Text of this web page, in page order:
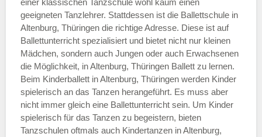
—
ÖFFNUNGSZEITEN HINZUFÜGEN
Samstag
—
geeigneten Tanzlehrer. Stattdessen ist die Ballettschule in
Altenburg, Thüringen die richtige Adresse. Diese ist auf
Ballettunterricht spezialisiert und bietet nicht nur kleinen
Mädchen, sondern auch Jungen oder auch Erwachsenen
die Möglichkeit, in Altenburg, Thüringen Ballett zu lernen.
Beim Kinderballett in Altenburg, Thüringen werden Kinder
spielerisch an das Tanzen herangeführt. Es muss aber
nicht immer gleich eine Ballettunterricht sein. Um Kinder
spielerisch für das Tanzen zu begeistern, bieten
Tanzschulen oftmals auch Kindertanzen in Altenburg,